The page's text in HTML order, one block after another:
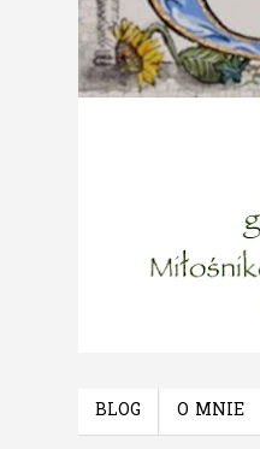
BLOG O MNIE